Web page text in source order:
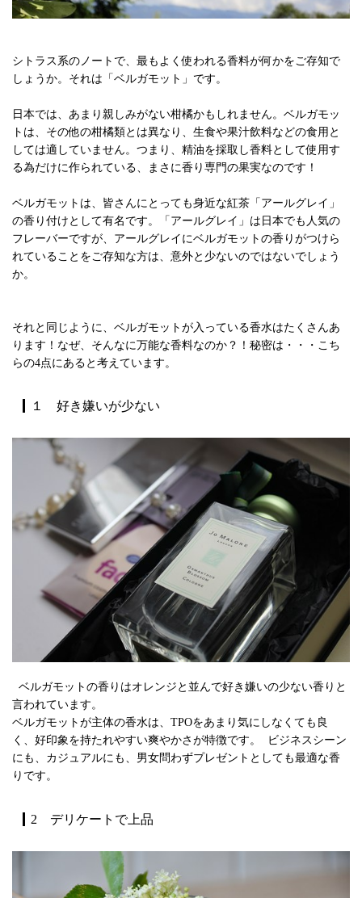
シトラス系のノートで、最もよく使われる香料が何かをご存知で
しょうか。それは「ベルガモット」です。
日本では、あまり親しみがない柑橘かもしれません。ベルガモッ
トは、その他の柑橘類とは異なり、生食や果汁飲料などの食用と
しては適していません。つまり、精油を採取し香料として使用す
る為だけに作られている、まさに香り専門の果実なのです！
ベルガモットは、皆さんにとっても身近な紅茶「アールグレイ」
の香り付けとして有名です。「アールグレイ」は日本でも人気の
フレーバーですが、アールグレイにベルガモットの香りがつけら
れていることをご存知な方は、意外と少ないのではないでしょう
か。
それと同じように、ベルガモットが入っている香水はたくさんあ
ります！なぜ、そんなに万能な香料なのか？！秘密は・・・こち
らの4点にあると考えています。
１ 好き嫌いが少ない
ベルガモットの香りはオレンジと並んで好き嫌いの少ない香りと
言われています。
ベルガモットが主体の香水は、TPOをあまり気にしなくても良
く、好印象を持たれやすい爽やかさが特徴です。 ビジネスシーン
にも、カジュアルにも、男女問わずプレゼントとしても最適な香
りです。
2 デリケートで上品